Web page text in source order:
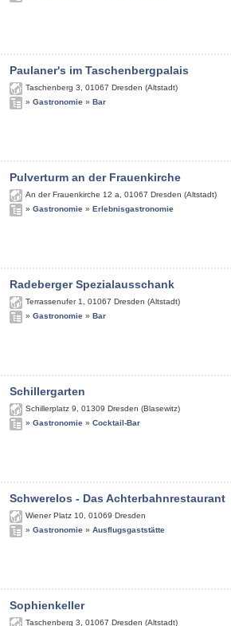
Paulaner's im Taschenbergpalais
Taschenberg 3 01067 Dresden (Altstadt)
» Gastronomie » Bar
Pulverturm an der Frauenkirche
An der Frauenkirche 12 a 01067 Dresden (Altstadt)
» Gastronomie » Erlebnisgastronomie
Radeberger Spezialausschank
Terrassenufer 1 01067 Dresden (Altstadt)
» Gastronomie » Bar
Schillergarten
Schillerplatz 9 01309 Dresden (Blasewitz)
» Gastronomie » Cocktail-Bar
Schwerelos - Das Achterbahnrestaurant
Wiener Platz 10 01069 Dresden
» Gastronomie » Ausflugsgaststätte
Sophienkeller
Taschenberg 3 01067 Dresden (Altstadt)